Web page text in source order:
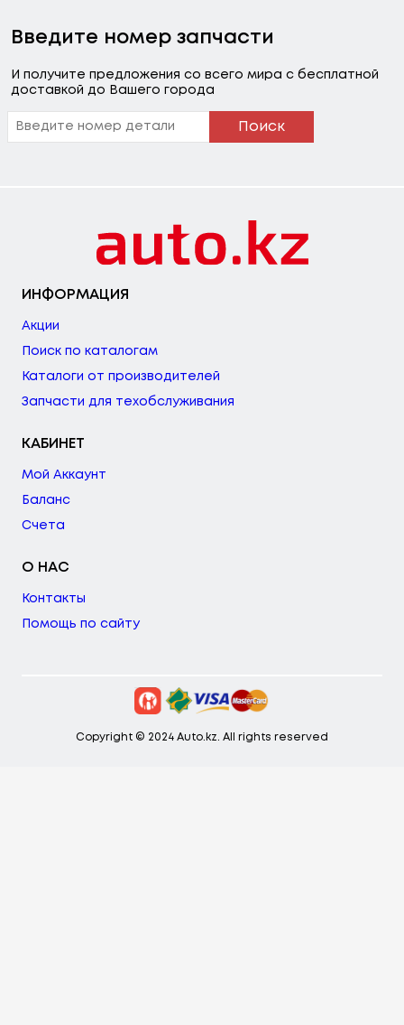
Введите номер запчасти
И получите предложения со всего мира с бесплатной
доставкой до Вашего города
Поиск
ИНФОРМАЦИЯ
Акции
Поиск по каталогам
Каталоги от производителей
Запчасти для техобслуживания
КАБИНЕТ
Мой Аккаунт
Баланс
Счета
О НАС
Контакты
Помощь по сайту
Copyright © 2024 Auto.kz. All rights reserved